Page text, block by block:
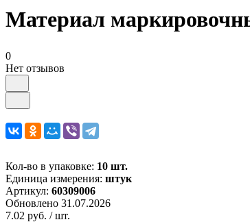
Материал
0
Нет отзывов
Кол-во в упаковке: 10 шт.
Единица измерения: штук
Артикул: 60309006
Обновлено 31.07.2026
7.02 руб. / шт.